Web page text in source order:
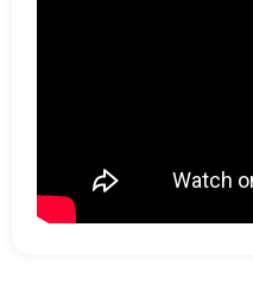
ska få tillbaka 50 % av sitt batteri.